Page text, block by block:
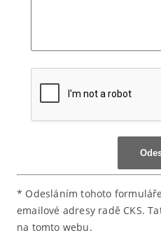
* Odesláním tohoto
emailové adresy radě CKS.
na tomto webu.